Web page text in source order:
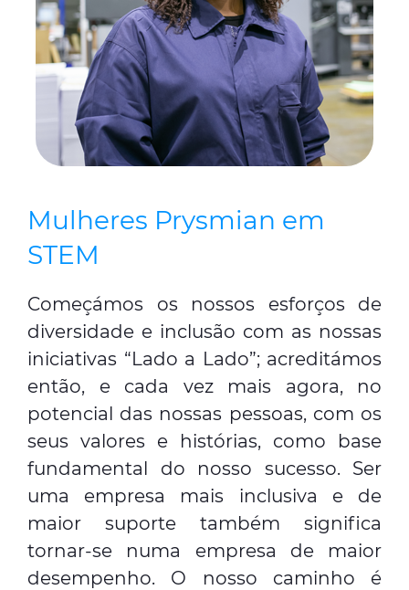
Mulheres Prysmian em
STEM
Começámos os nossos esforços de
diversidade e inclusão com as nossas
iniciativas “Lado a Lado”; acreditámos
então, e cada vez mais agora, no
potencial das nossas pessoas, com os
seus valores e histórias, como base
fundamental do nosso sucesso. Ser
uma empresa mais inclusiva e de
maior suporte também significa
tornar-se numa empresa de maior
desempenho. O nosso caminho é